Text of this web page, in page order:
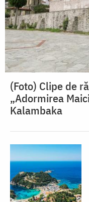
(Foto) Clipe de
„Adormirea
Kalambaka